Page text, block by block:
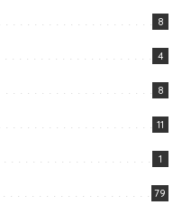
8
4
8
11
1
79